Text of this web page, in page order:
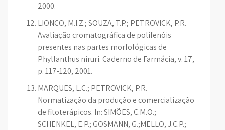
2000.
LIONÇO, M.I.Z.; SOUZA, T.P.; PETROVICK, P.R.
Avaliação cromatográfica de polifenóis
presentes nas partes morfológicas de
Phyllanthus niruri. Caderno de Farmácia, v. 17,
p. 117-120, 2001.
MARQUES, L.C.; PETROVICK, P.R.
Normatização da produção e comercialização
de fitoterápicos. In: SIMÕES, C.M.O.;
SCHENKEL, E.P.; GOSMANN, G.;MELLO, J.C.P.;